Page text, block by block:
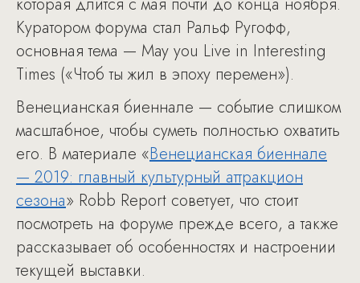
Куратором форума стал Ральф Ругофф,
основная тема — May you Live in Interesting
Times («Чтоб ты жил в эпоху перемен»).
Венецианская биеннале — событие слишком
масштабное, чтобы суметь полностью охватить
его. В материале «Венецианская биеннале
— 2019: главный культурный аттракцион
сезона» Robb Report советует, что стоит
посмотреть на форуме прежде всего, а также
рассказывает об особенностях и настроении
текущей выставки.